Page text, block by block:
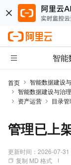
智
首页
智能数据建设
智能数据建设与治
资产运营
目录管
管理已上
更新时间： 2026-07-31
复制 MD 格式